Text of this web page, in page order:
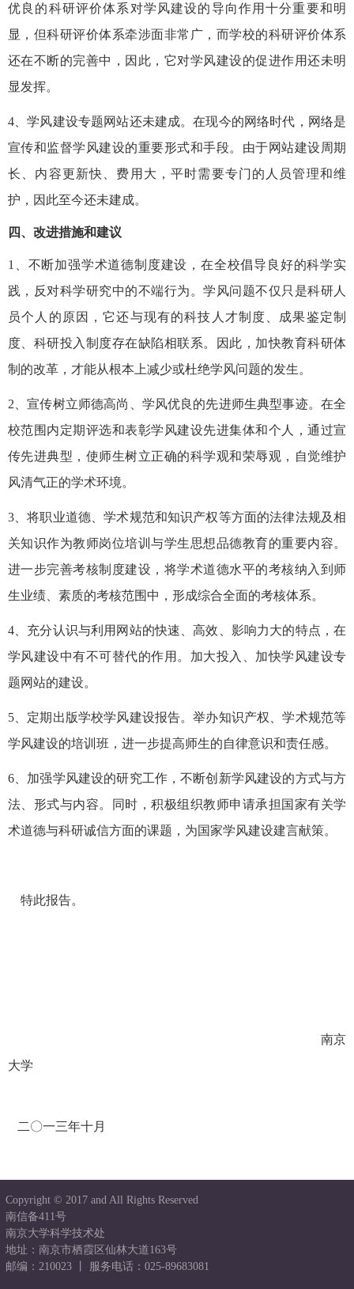
优良的科研评价体系对学风建设的导向作用十分重要和明
显，但科研评价体系牵涉面非常广，而学校的科研评价体系
还在不断的完善中，因此，它对学风建设的促进作用还未明
显发挥。
4、学风建设专题网站还未建成。在现今的网络时代，网络是
宣传和监督学风建设的重要形式和手段。由于网站建设周期
长、内容更新快、费用大，平时需要专门的人员管理和维
护，因此至今还未建成。
四、改进措施和建议
1、不断加强学术道德制度建设，在全校倡导良好的科学实
践，反对科学研究中的不端行为。学风问题不仅只是科研人
员个人的原因，它还与现有的科技人才制度、成果鉴定制
度、科研投入制度存在缺陷相联系。因此，加快教育科研体
制的改革，才能从根本上减少或杜绝学风问题的发生。
2、宣传树立师德高尚、学风优良的先进师生典型事迹。在全
校范围内定期评选和表彰学风建设先进集体和个人，通过宣
传先进典型，使师生树立正确的科学观和荣辱观，自觉维护
风清气正的学术环境。
3、将职业道德、学术规范和知识产权等方面的法律法规及相
关知识作为教师岗位培训与学生思想品德教育的重要内容。
进一步完善考核制度建设，将学术道德水平的考核纳入到师
生业绩、素质的考核范围中，形成综合全面的考核体系。
4、充分认识与利用网站的快速、高效、影响力大的特点，在
学风建设中有不可替代的作用。加大投入、加快学风建设专
题网站的建设。
5、定期出版学校学风建设报告。举办知识产权、学术规范等
学风建设的培训班，进一步提高师生的自律意识和责任感。
6、加强学风建设的研究工作，不断创新学风建设的方式与方
法、形式与内容。同时，积极组织教师申请承担国家有关学
术道德与科研诚信方面的课题，为国家学风建设建言献策。
特此报告。
南京
大学
二〇一三年十月
Copyright © 2017 and All Rights Reserved
南信备411号
南京大学科学技术处
地址：南京市栖霞区仙林大道163号
邮编：210023 丨 服务电话：025-89683081